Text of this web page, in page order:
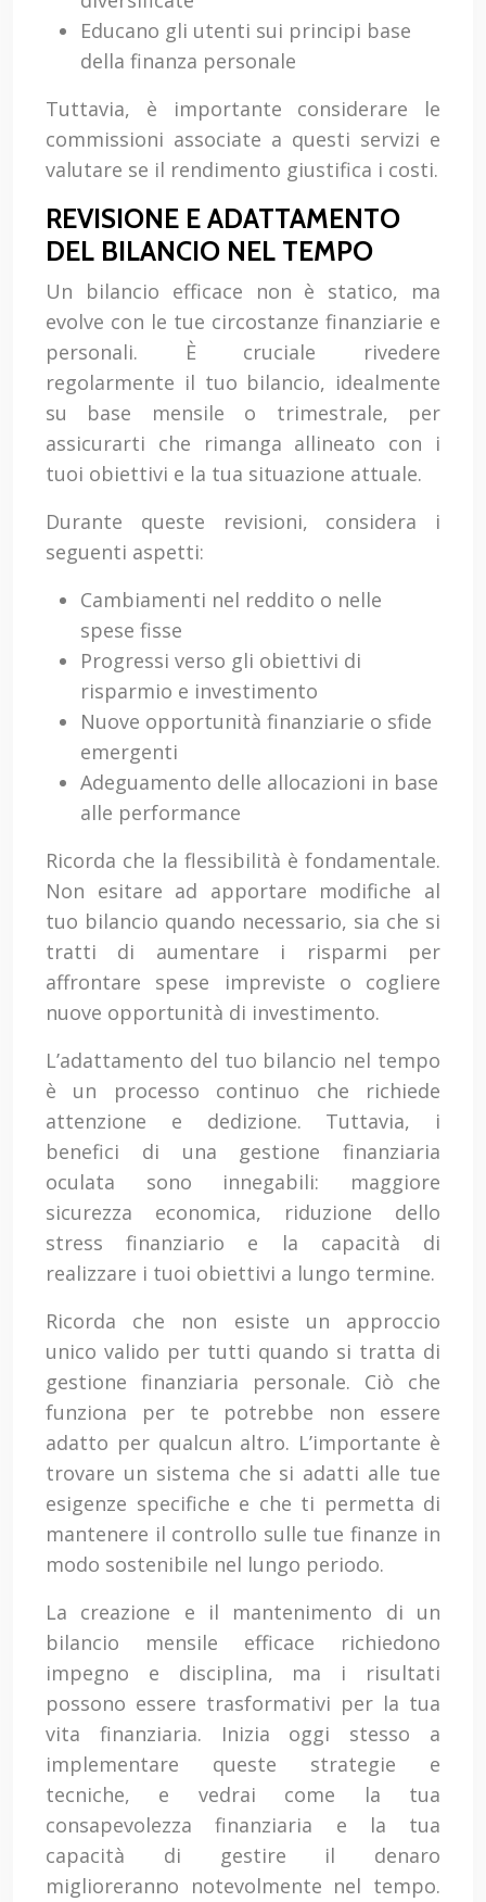
Educano gli utenti sui principi base
della finanza personale
Tuttavia, è importante considerare le
commissioni associate a questi servizi e
valutare se il rendimento giustifica i costi.
REVISIONE E ADATTAMENTO
DEL BILANCIO NEL TEMPO
Un bilancio efficace non è statico, ma
evolve con le tue circostanze finanziarie e
personali. È cruciale rivedere
regolarmente il tuo bilancio, idealmente
su base mensile o trimestrale, per
assicurarti che rimanga allineato con i
tuoi obiettivi e la tua situazione attuale.
Durante queste revisioni, considera i
seguenti aspetti:
Cambiamenti nel reddito o nelle
spese fisse
Progressi verso gli obiettivi di
risparmio e investimento
Nuove opportunità finanziarie o sfide
emergenti
Adeguamento delle allocazioni in base
alle performance
Ricorda che la flessibilità è fondamentale.
Non esitare ad apportare modifiche al
tuo bilancio quando necessario, sia che si
tratti di aumentare i risparmi per
affrontare spese impreviste o cogliere
nuove opportunità di investimento.
L’adattamento del tuo bilancio nel tempo
è un processo continuo che richiede
attenzione e dedizione. Tuttavia, i
benefici di una gestione finanziaria
oculata sono innegabili: maggiore
sicurezza economica, riduzione dello
stress finanziario e la capacità di
realizzare i tuoi obiettivi a lungo termine.
Ricorda che non esiste un approccio
unico valido per tutti quando si tratta di
gestione finanziaria personale. Ciò che
funziona per te potrebbe non essere
adatto per qualcun altro. L’importante è
trovare un sistema che si adatti alle tue
esigenze specifiche e che ti permetta di
mantenere il controllo sulle tue finanze in
modo sostenibile nel lungo periodo.
La creazione e il mantenimento di un
bilancio mensile efficace richiedono
impegno e disciplina, ma i risultati
possono essere trasformativi per la tua
vita finanziaria. Inizia oggi stesso a
implementare queste strategie e
tecniche, e vedrai come la tua
consapevolezza finanziaria e la tua
capacità di gestire il denaro
miglioreranno notevolmente nel tempo.